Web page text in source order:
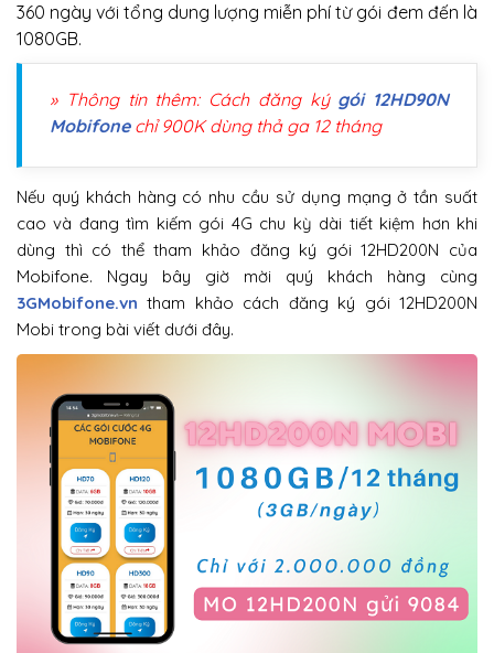
360 ngày với tổng dung lượng miễn phí từ gói đem đến là
1080GB.
» Thông tin thêm: Cách đăng ký gói 12HD90N
Mobifonechỉ 900K dùng thả ga 12 tháng
Nếu quý khách hàng có nhu cầu sử dụng mạng ở tần suất
cao và đang tìm kiếm gói 4G chu kỳ dài tiết kiệm hơn khi
dùng thì có thể tham khảo đăng ký gói 12HD200N của
Mobifone. Ngay bây giờ mời quý khách hàng cùng
3GMobifone.vn tham khảo cách đăng ký gói 12HD200N
Mobi trong bài viết dưới đây.